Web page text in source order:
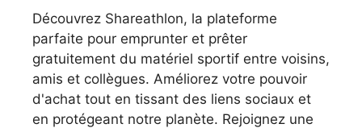
Découvrez Shareathlon, la plateforme
parfaite pour emprunter et prêter
gratuitement du matériel sportif entre voisins,
amis et collègues. Améliorez votre pouvoir
d'achat tout en tissant des liens sociaux et
en protégeant notre planète. Rejoignez une